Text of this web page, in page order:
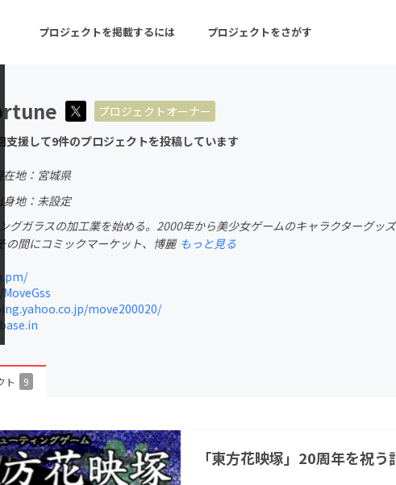
プロジェクトを掲載するには プロジェクトをさがす
ーン 注目の新着プロジェクト
音楽
ゲーム・サービス開発
フード・飲食店
チャレンジ
CAMPFIRE for Social Good
プロジェクトオーナー
支援して9件のプロジェクトを投稿しています
在地：宮城県
身地：未設定
グガラスの加工業を始める。2000年から美少女ゲームのキャラクターグッ
の間にコミックマーケット、博麗 もっと見る
move200020/
ト 9
「東方花映塚」20周年を祝う